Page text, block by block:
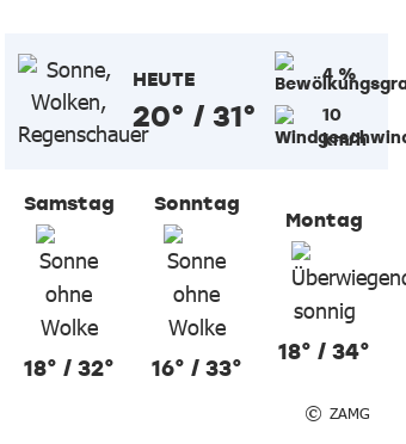
HEUTE
20° / 31°
4 %
10
km/h
Samstag
18° / 32°
Sonntag
16° / 33°
Montag
18° / 34°
ZAMG